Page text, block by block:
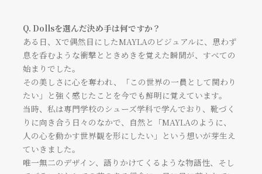
ゼネラルマネージャー
池上 なつ美
チーフデザイナー
Q. Dollsを選んだ決め手は何ですか？
ある日、Xで偶然目にしたMAYLAのビジュアルに、思わず
息を呑むような衝撃とときめきを覚えた瞬間が、すべての
始まりでした。
その美しさに心を奪われ、「この世界の一員として関わり
たい」と強く感じたことを今でも鮮明に覚えています。
当時、私は専門学校のシューズ学科で学んでおり、靴づく
りに向き合う日々のなかで、自然と「MAYLAのように、
人の心を動かす世界観を形にしたい」という想いが芽生え
ていきました。
唯一無二のデザイン、語りかけてくるような物語性、そし